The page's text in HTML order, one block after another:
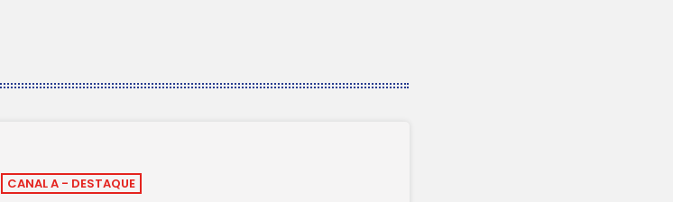
CANAL A - DESTAQUE